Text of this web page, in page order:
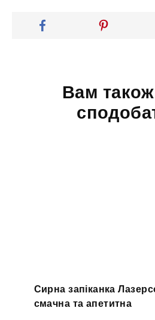
Вам
Сирна запіканка
смачна та апетитна